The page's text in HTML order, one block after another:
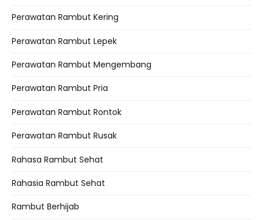
Perawatan Rambut Kering
Perawatan Rambut Lepek
Perawatan Rambut Mengembang
Perawatan Rambut Pria
Perawatan Rambut Rontok
Perawatan Rambut Rusak
Rahasa Rambut Sehat
Rahasia Rambut Sehat
Rambut Berhijab